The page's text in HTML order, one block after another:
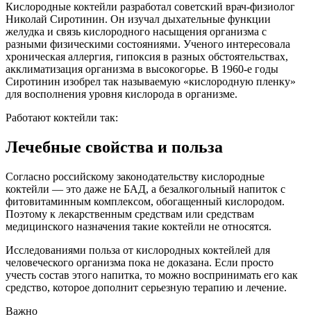
Кислородные коктейли разработал советский врач-физиолог
Николай Сиротинин. Он изучал дыхательные функции
желудка и связь кислородного насыщения организма с
разными физическими состояниями. Ученого интересовала
хроническая аллергия, гипоксия в разных обстоятельствах,
акклиматизация организма в высокогорье. В 1960-е годы
Сиротинин изобрел так называемую «кислородную пленку»
для восполнения уровня кислорода в организме.
Работают коктейли так:
Лечебные свойства и польза
Согласно российскому законодательству кислородные
коктейли — это даже не БАД, а безалкогольный напиток с
фитовитаминным комплексом, обогащенный кислородом.
Поэтому к лекарственным средствам или средствам
медицинского назначения такие коктейли не относятся.
Исследованиями польза от кислородных коктейлей для
человеческого организма пока не доказана. Если просто
учесть состав этого напитка, то можно воспринимать его как
средство, которое дополнит серьезную терапию и лечение.
Важно